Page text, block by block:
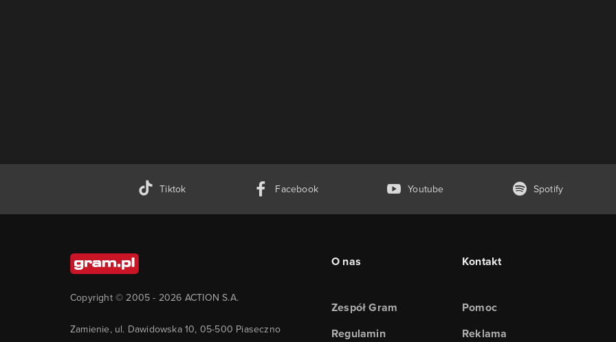
Tiktok Facebook Youtube Spotify
Copyright © 2005 - 2026 ACTION S.A.
Zamienie, ul. Dawidowska 10, 05-500 Piaseczno
O nas
Zespół Gram
Regulamin
Kontakt
Pomoc
Reklama